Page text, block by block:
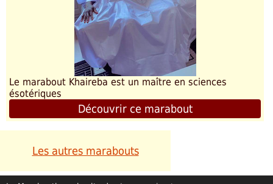
Le marabout Khaireba est un maître en sciences
ésotériques
Découvrir ce marabout
Les autres marabouts